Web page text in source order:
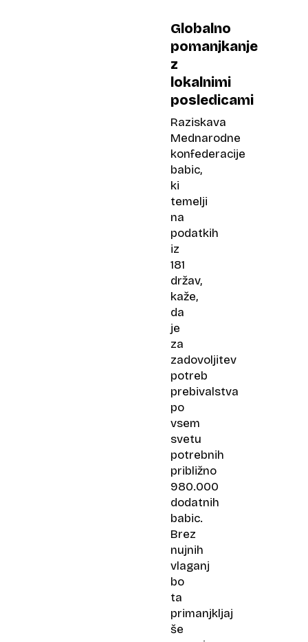
Globalno
pomanjkanje
z
lokalnimi
posledicami
Raziskava
Mednarodne
konfederacije
babic,
ki
temelji
na
podatkih
iz
181
držav,
kaže,
da
je
za
zadovoljitev
potreb
prebivalstva
po
vsem
svetu
potrebnih
približno
980.000
dodatnih
babic.
Brez
nujnih
vlaganj
bo
ta
primanjkljaj
še